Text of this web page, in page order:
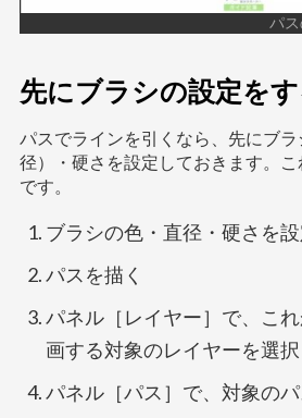
パ
先にブラシの設定を
パスでラインを引くなら、先にブ
径）・硬さを設定しておきます。
です。
ブラシの色・直径・硬さを
パスを描く
パネル［レイヤー］で、こ
画する対象のレイヤーを選択
パネル［パス］で、対象の